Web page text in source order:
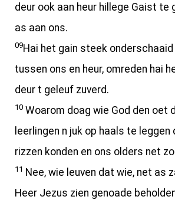
deur ook aan heur hillege Gaist te
as aan ons.
09Hai het gain steek
tussen ons en heur, omreden hai
deur t geleuf zuverd.
10 Woarom doag wie God den oet
leerlingen n juk op haals te leggen
rizzen konden en ons olders net
11 Nee, wie leuven dat wie, net as
Heer Jezus zien genoade